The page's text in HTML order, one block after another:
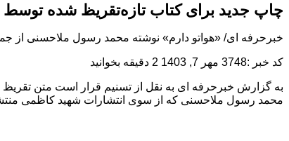
چاپ جدید برای کتاب تازه‌تقریظ شده توسط
خبرحرفه ای/ «هواتو دارم» نوشته محمد رسول ملاحسنی از جمله ۶ کتابی است که قرار است تفریظ رهبر انقلاب بر آن‌ها به زودی رونمایی شود،‌ این کتاب با استقبال مخاطبان به چاپ هشتم
کد خبر :3748 مهر 7, 1403 2 دقیقه بخوانید
به گزارش خبرحرفه ای به نقل از تسنیم‌ قرار است متن
محمد رسول ملاحسنی که از سوی انتشارات شهید کاظمی منتشر شده،‌